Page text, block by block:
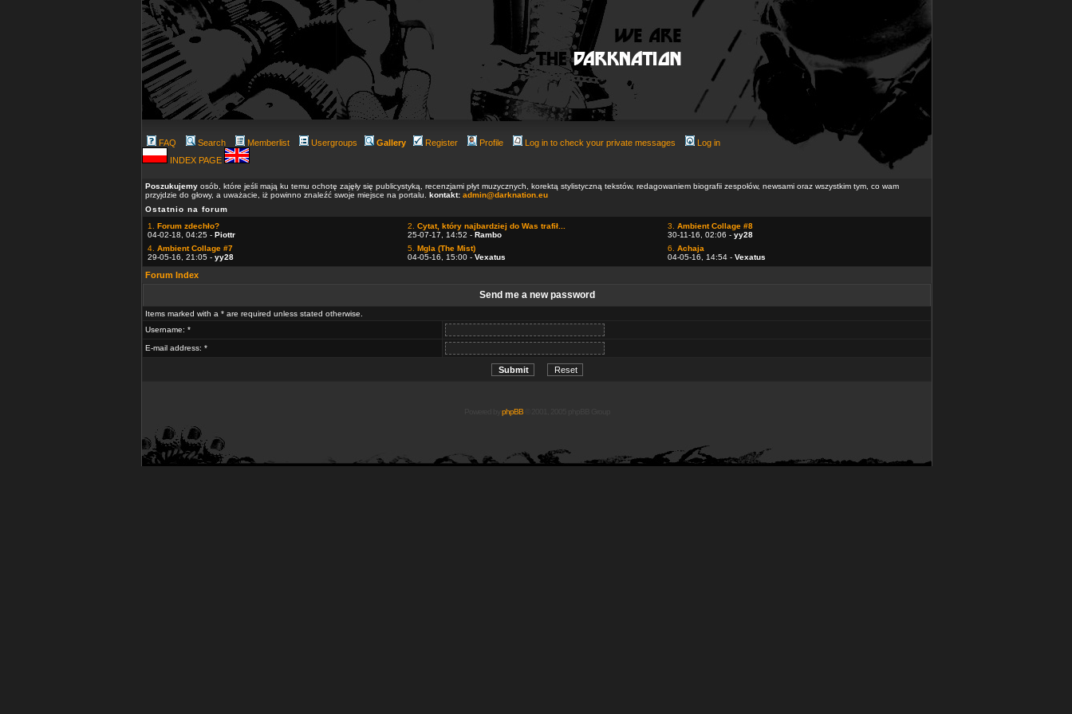
FAQ Search Memberlist Usergroups Gallery Register Profile Log in to check your private messages
Log in
INDEX PAGE
Poszukujemy osób, które jeśli mają ku temu ochotę zajęły się publicystyką, recenzjami płyt muzycznych, korektą stylistyczną tekstów, redagowaniem biografii zespołów, newsami oraz wszystkim tym, co wam
przyjdzie do głowy, a uważacie, iż powinno znaleźć swoje miejsce na portalu. kontakt: admin@darknation.eu
Ostatnio na forum
1. Forum zdechło?
04-02-18, 04:25 - Piottr
2. Cytat, który najbardziej do Was trafił...
25-07-17, 14:52 - Rambo
3. Ambient Collage #8
30-11-16, 02:06 - yy28
4. Ambient Collage #7
29-05-16, 21:05 - yy28
5. Mgla (The Mist)
04-05-16, 15:00 - Vexatus
6. Achaja
04-05-16, 14:54 - Vexatus
Forum Index
Send me a new password
Items marked with a * are required unless stated otherwise.
Username: *
E-mail address: *
phpBB© 2001, 2005 phpBB Group